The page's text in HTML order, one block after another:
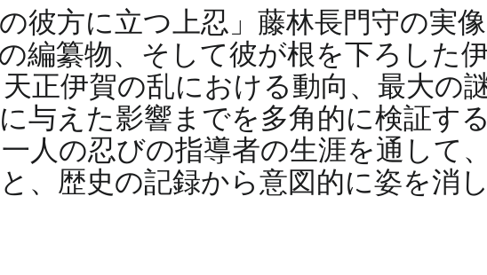
彼方に立つ上忍」藤林長門守の実
編纂物、そして彼が根を下ろした
正伊賀の乱における動向、最大の
与えた影響までを多角的に検証す
人の忍びの指導者の生涯を通して
、歴史の記録から意図的に姿を消